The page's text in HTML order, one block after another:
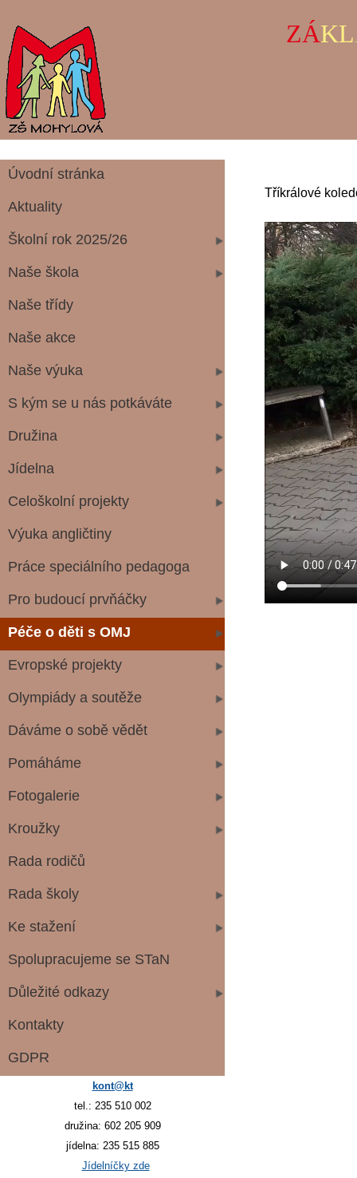
ZÁKL
Úvodní stránka
Aktuality
Školní rok 2025/26
Naše škola
Naše třídy
Naše akce
Naše výuka
S kým se u nás potkáváte
Družina
Jídelna
Celoškolní projekty
Výuka angličtiny
Práce speciálního pedagoga
Pro budoucí prvňáčky
Péče o děti s OMJ
Evropské projekty
Olympiády a soutěže
Dáváme o sobě vědět
Pomáháme
Fotogalerie
Kroužky
Rada rodičů
Rada školy
Ke stažení
Spolupracujeme se STaN
Důležité odkazy
Kontakty
GDPR
kont@kt
tel.: 235 510 002
družina: 602 205 909
jídelna: 235 515 885
Jídelníčky zde
Tříkrálové